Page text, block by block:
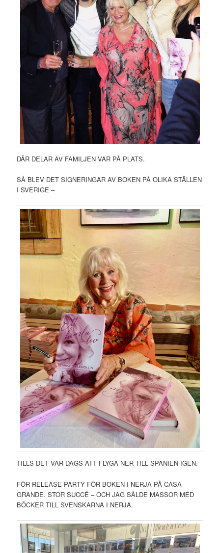
DÄR DELAR AV FAMILJEN VAR PÅ PLATS.
SÅ BLEV DET SIGNERINGAR AV BOKEN PÅ OLIKA STÄLLEN
I SVERIGE –
TILLS DET VAR DAGS ATT FLYGA NER TILL SPANIEN IGEN.
FÖR RELEASE-PARTY FÖR BOKEN I NERJA PÅ CASA
GRANDE. STOR SUCCÉ – OCH JAG SÅLDE MASSOR MED
BÖCKER TILL SVENSKARNA I NERJA.